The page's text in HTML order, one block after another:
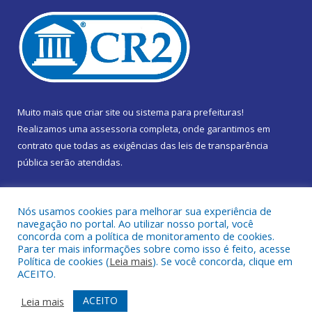
Muito mais que criar site ou sistema para prefeituras!
Realizamos uma assessoria completa, onde garantimos em
contrato que todas as exigências das leis de transparência
pública serão atendidas.
Todos os direitos reservados a Câmara Municipal de Marapanim.
Mapa do Site
Acessar Área Administrativa
Acessar Webmail
Nós usamos cookies para melhorar sua experiência de
navegação no portal. Ao utilizar nosso portal, você
concorda com a política de monitoramento de cookies.
Para ter mais informações sobre como isso é feito, acesse
Política de cookies (Leia mais). Se você concorda, clique em
ACEITO.
Leia mais
ACEITO